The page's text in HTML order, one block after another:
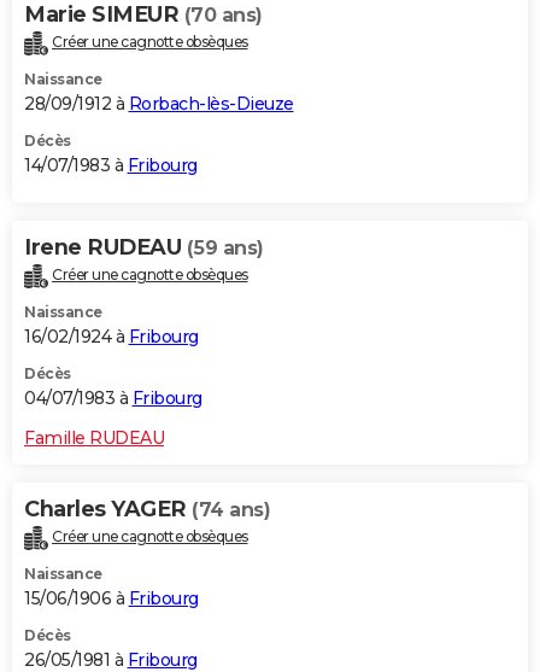
Marie SIMEUR (70 ans)
Créer une cagnotte obsèques
Naissance
28/09/1912 à Rorbach-lès-Dieuze
Décès
14/07/1983 à Fribourg
Irene RUDEAU (59 ans)
Créer une cagnotte obsèques
Naissance
16/02/1924 à Fribourg
Décès
04/07/1983 à Fribourg
Famille RUDEAU
Charles YAGER (74 ans)
Créer une cagnotte obsèques
Naissance
15/06/1906 à Fribourg
Décès
26/05/1981 à Fribourg